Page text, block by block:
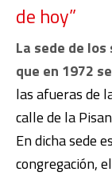
de hoy”
La sede de
que en 1972
las afueras de
calle de la
En dicha sede
congregación,